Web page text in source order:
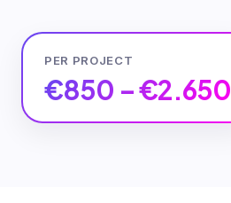
PER PROJECT
€850 – €2.650